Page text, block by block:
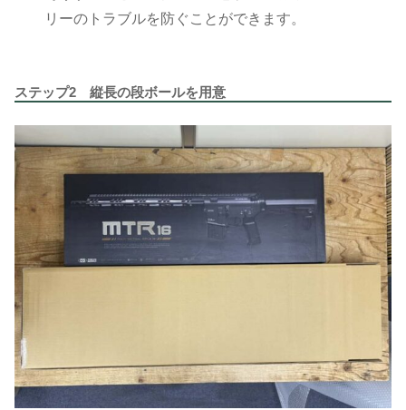
リーのトラブルを防ぐことができます。
ステップ2 縦長の段ボールを用意